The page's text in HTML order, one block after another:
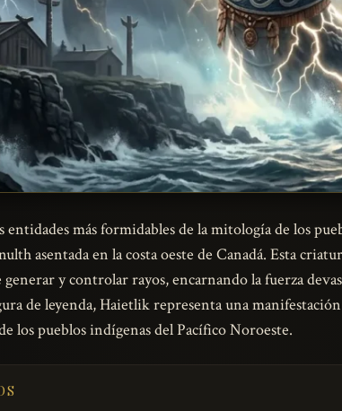
entidades más formidables de la mitología de los
asentada en la costa oeste de Canadá. Esta
generar y controlar rayos, encarnando la fuerza
de leyenda, Haietlik representa una
los pueblos indígenas del Pacífico Noroeste.